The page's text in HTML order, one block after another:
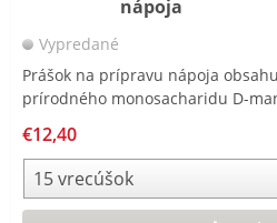
nápoja
Vypredané
Prášok na prípravu nápoja
prírodného monosacharidu D-
€12,40